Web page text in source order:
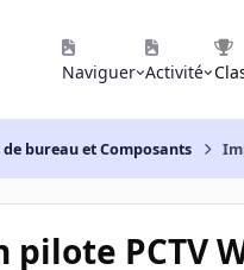
Naviguer Activité
bureau et Composants
PCTV